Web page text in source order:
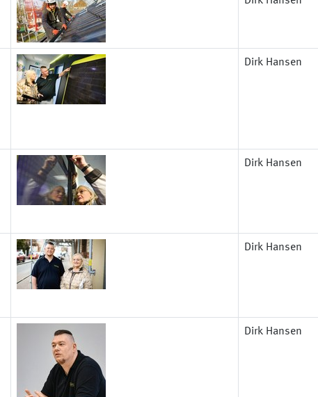
Dirk Hansen
Dirk Hansen
Dirk Hansen
Dirk Hansen